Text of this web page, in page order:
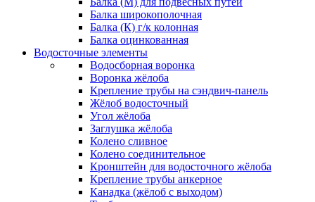
Балка широкополочная
Балка (К) г/к колонная
Балка оцинкованная
Водосточные элементы
Водосборная воронка
Воронка жёлоба
Крепление трубы на сэндвич-панель
Жёлоб водосточный
Угол жёлоба
Заглушка жёлоба
Колено сливное
Колено соединительное
Кронштейн для водосточного жёлоба
Крепление трубы анкерное
Канадка (жёлоб с выходом)